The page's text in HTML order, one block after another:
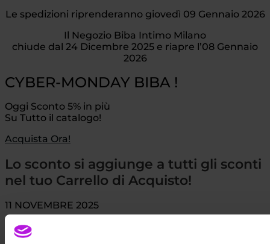
Le spedizioni riprenderanno giovedì 09 Gennaio 2026
Il Negozio Biba Intimo Milano
chiude dal 24 Dicembre 2025 e riapre l’08 Gennaio
2026
CYBER-MONDAY BIBA !
Oggi Sconto 5% in più
Su Tutto il catalogo!
Acquista Ora!
Lo sconto si aggiunge a tutti gli sconti
nel tuo Carrello di Acquisto!
11 NOVEMBRE 2025
Single day!
oggi è il giorno dei numeri 1!